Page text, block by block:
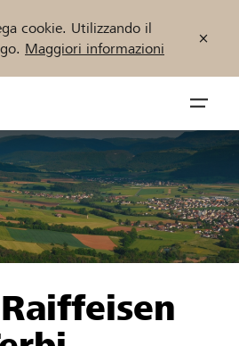
cookie. Utilizzando il
Maggiori informazioni
öffnen
Inizia ora